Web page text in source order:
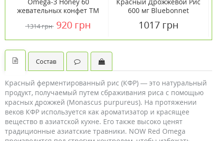
жевательных конфет TM
Life
1314 грн 920 грн
600 мг Bluebonnet
1017 грн
Состав
Красный ферментированный рис (КФР) — это натуральный
продукт, получаемый путем сбраживания риса с помощью
красных дрожжей (Monascus purpureus). На протяжении
веков КФР используется как ароматизатор и красящее
вещество в азиатской кухне. Его также высоко ценят
традиционные азиатские травники. NOW Red Omega